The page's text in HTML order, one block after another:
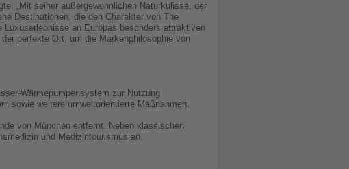
„Mit seiner außergewöhnlichen Naturkulisse, der
Destinationen, die den Charakter von The
an Europas besonders attraktiven
perfekte Ort, um die Markenphilosophie von
Wärmepumpensystem zur Nutzung
sowie weitere umweltorientierte Maßnahmen.
von München entfernt. Neben klassischen
und Medizintourismus an.